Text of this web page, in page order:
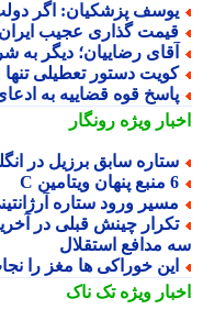
پزشکیان: اگر دولت
گذاری عجیب ایران
رضاییان؛ دیگر به
دستور تعطیلی تنها
قوه قضاییه به ادعای
ویژهرونگار
سابق برزیل در
ورود ستاره آرژانتینی
چینش قبلی در
مدافع استقلال
خوراکی ها مغز را نجات
ویژهتک ناک